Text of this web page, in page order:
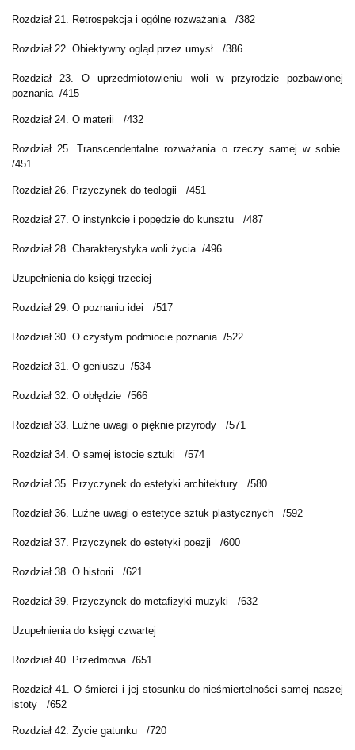
Rozdział 21. Retrospekcja i ogólne rozważania /382
Rozdział 22. Obiektywny ogląd przez umysł /386
Rozdział 23. O uprzedmiotowieniu woli w przyrodzie pozbawionej
poznania /415
Rozdział 24. O materii /432
Rozdział 25. Transcendentalne rozważania o rzeczy samej w sobie
/451
Rozdział 26. Przyczynek do teologii /451
Rozdział 27. O instynkcie i popędzie do kunsztu /487
Rozdział 28. Charakterystyka woli życia /496
Uzupełnienia do księgi trzeciej
Rozdział 29. O poznaniu idei /517
Rozdział 30. O czystym podmiocie poznania /522
Rozdział 31. O geniuszu /534
Rozdział 32. O obłędzie /566
Rozdział 33. Luźne uwagi o pięknie przyrody /571
Rozdział 34. O samej istocie sztuki /574
Rozdział 35. Przyczynek do estetyki architektury /580
Rozdział 36. Luźne uwagi o estetyce sztuk plastycznych /592
Rozdział 37. Przyczynek do estetyki poezji /600
Rozdział 38. O historii /621
Rozdział 39. Przyczynek do metafizyki muzyki /632
Uzupełnienia do księgi czwartej
Rozdział 40. Przedmowa /651
Rozdział 41. O śmierci i jej stosunku do nieśmiertelności samej naszej
istoty /652
Rozdział 42. Życie gatunku /720